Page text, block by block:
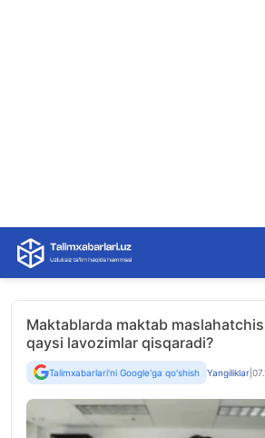
Skip
content
Maktablarda maktab
qaysi lavozimlar qisqaradi?
Talimxabarlari'ni Google'ga qo'shish Yangiliklar